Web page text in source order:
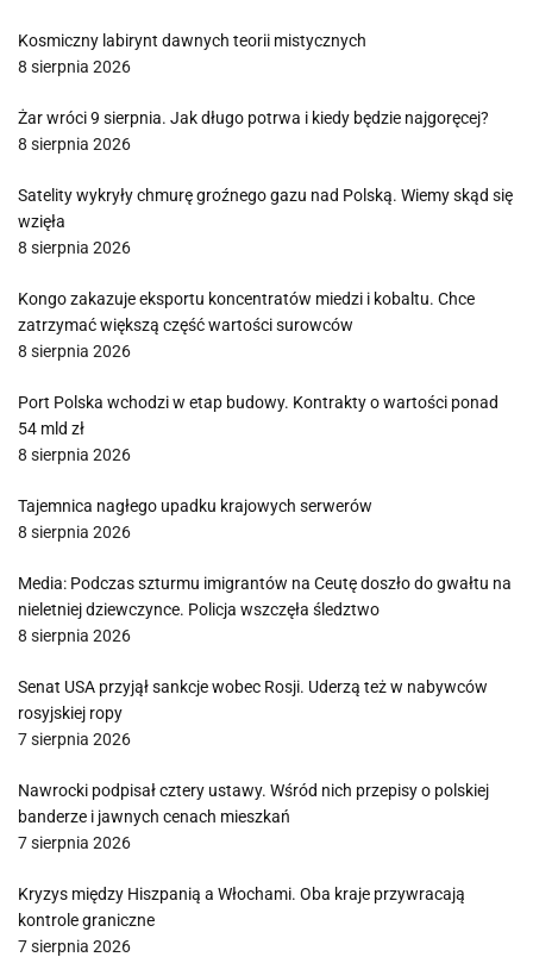
Kosmiczny labirynt dawnych teorii mistycznych
8 sierpnia 2026
Żar wróci 9 sierpnia. Jak długo potrwa i kiedy będzie najgoręcej?
8 sierpnia 2026
Satelity wykryły chmurę groźnego gazu nad Polską. Wiemy skąd się
wzięła
8 sierpnia 2026
Kongo zakazuje eksportu koncentratów miedzi i kobaltu. Chce
zatrzymać większą część wartości surowców
8 sierpnia 2026
Port Polska wchodzi w etap budowy. Kontrakty o wartości ponad
54 mld zł
8 sierpnia 2026
Tajemnica nagłego upadku krajowych serwerów
8 sierpnia 2026
Media: Podczas szturmu imigrantów na Ceutę doszło do gwałtu na
nieletniej dziewczynce. Policja wszczęła śledztwo
8 sierpnia 2026
Senat USA przyjął sankcje wobec Rosji. Uderzą też w nabywców
rosyjskiej ropy
7 sierpnia 2026
Nawrocki podpisał cztery ustawy. Wśród nich przepisy o polskiej
banderze i jawnych cenach mieszkań
7 sierpnia 2026
Kryzys między Hiszpanią a Włochami. Oba kraje przywracają
kontrole graniczne
7 sierpnia 2026